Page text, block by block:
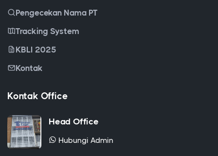
Pengecekan Nama PT
Tracking System
KBLI 2025
Kontak
Kontak Office
Head Office
Hubungi Admin